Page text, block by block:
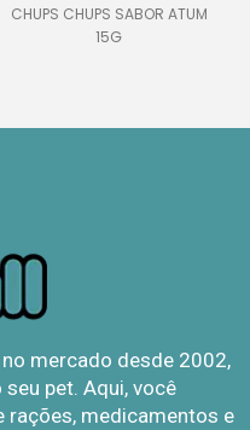
CHUPS CHUPS SABOR ATUM
15G
mercado desde 2002,
pet. Aqui, você
rações, medicamentos e